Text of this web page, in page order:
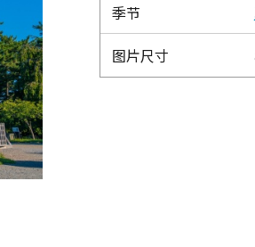
季节
图片尺寸